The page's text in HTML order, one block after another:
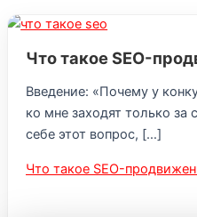
Что такое SEO-
Введение: «Почему у
ко мне заходят только за
себе этот вопрос, […]
Что такое SEO-